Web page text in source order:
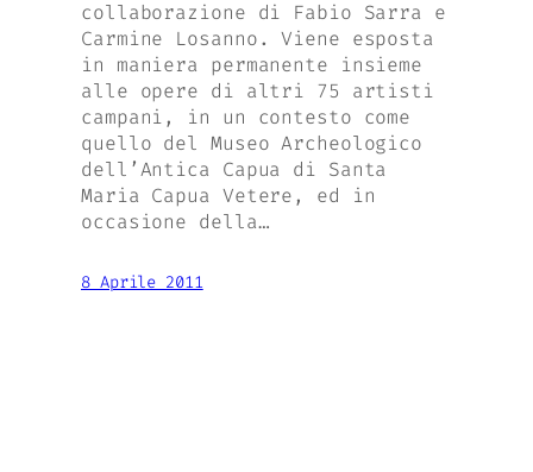
collaborazione di Fabio Sarra e
Carmine Losanno. Viene esposta
in maniera permanente insieme
alle opere di altri 75 artisti
campani, in un contesto come
quello del Museo Archeologico
dell’Antica Capua di Santa
Maria Capua Vetere, ed in
occasione della…
8 Aprile 2011